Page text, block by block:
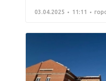
03.04.2025 11:11